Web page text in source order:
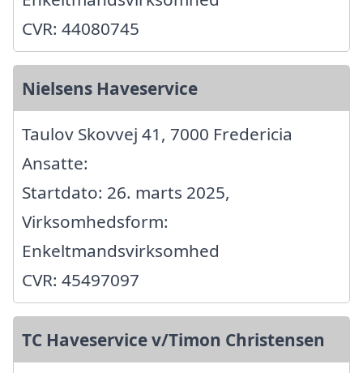
CVR: 44080745
Nielsens Haveservice
Taulov Skovvej 41, 7000 Fredericia
Ansatte:
Startdato: 26. marts 2025,
Virksomhedsform:
Enkeltmandsvirksomhed
CVR: 45497097
TC Haveservice v/Timon Christensen